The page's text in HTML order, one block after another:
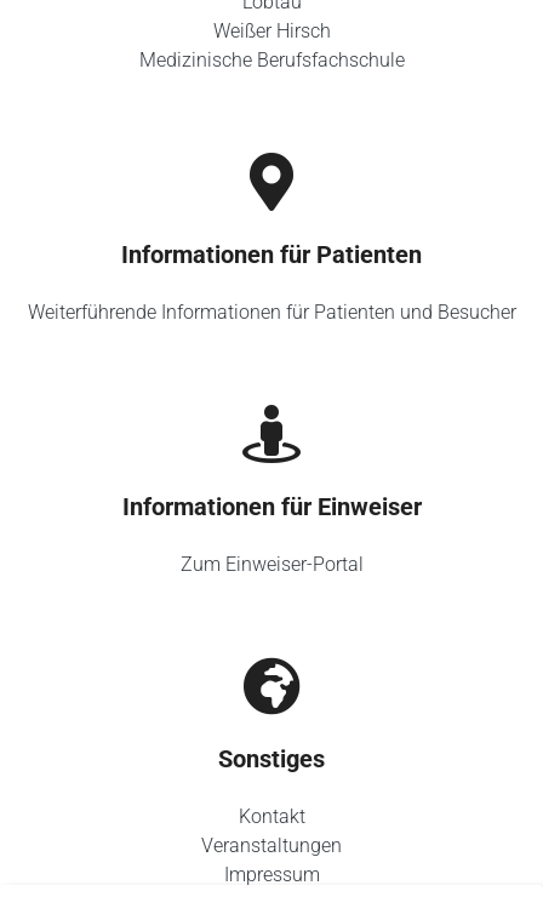
Weißer Hirsch
Medizinische Berufsfachschule
Informationen für Patienten
Weiterführende Informationen für Patienten und Besucher
Informationen für Einweiser
Zum Einweiser-Portal
Sonstiges
Kontakt
Veranstaltungen
Impressum